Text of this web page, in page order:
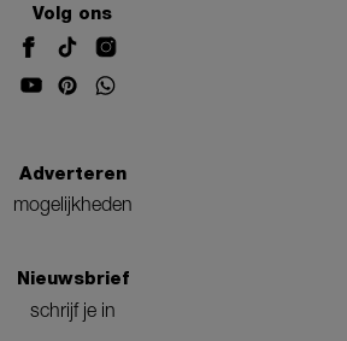
Volg ons
Adverteren
mogelijkheden
Nieuwsbrief
schrijf je in